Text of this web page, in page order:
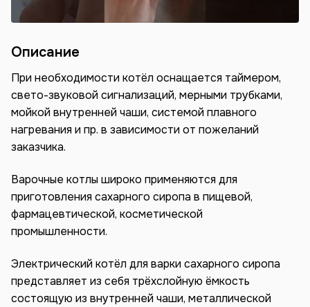
Описание
При необходимости котёл оснащается таймером,
свето-звуковой сигнализаций, мерными трубками,
мойкой внутренней чаши, системой плавного
нагревания и пр. в зависимости от пожеланий
заказчика.
Варочные котлы широко применяются для
приготовления сахарного сиропа в пищевой,
фармацевтической, косметической
промышленности.
Электрический котёл для варки сахарного сиропа
представляет из себя трёхслойную ёмкость
состоящую из внутренней чаши, металлической